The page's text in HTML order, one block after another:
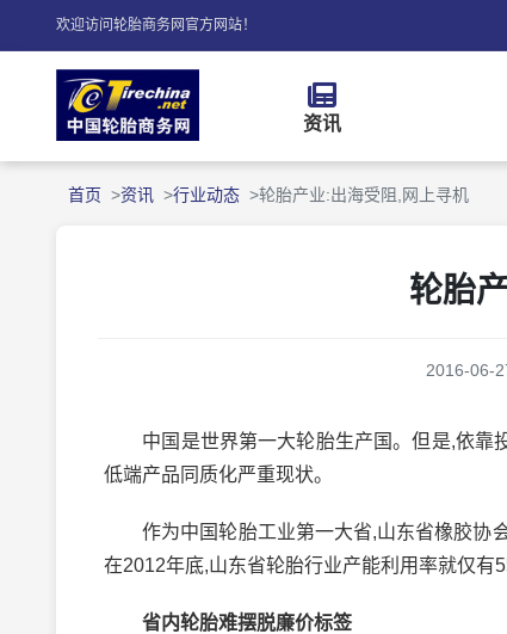
欢迎访问轮胎商务网官方网站！
资讯
首页 资讯 行业动态 轮胎产业:出海受阻,网上寻机
轮胎
2016-06-
中国是世界第一大轮胎生产国。但是,依靠投
低端产品同质化严重现状。
作为中国轮胎工业第一大省,山东省橡胶协会
在2012年底,山东省轮胎行业产能利用率就仅有
省内轮胎难摆脱廉价标签